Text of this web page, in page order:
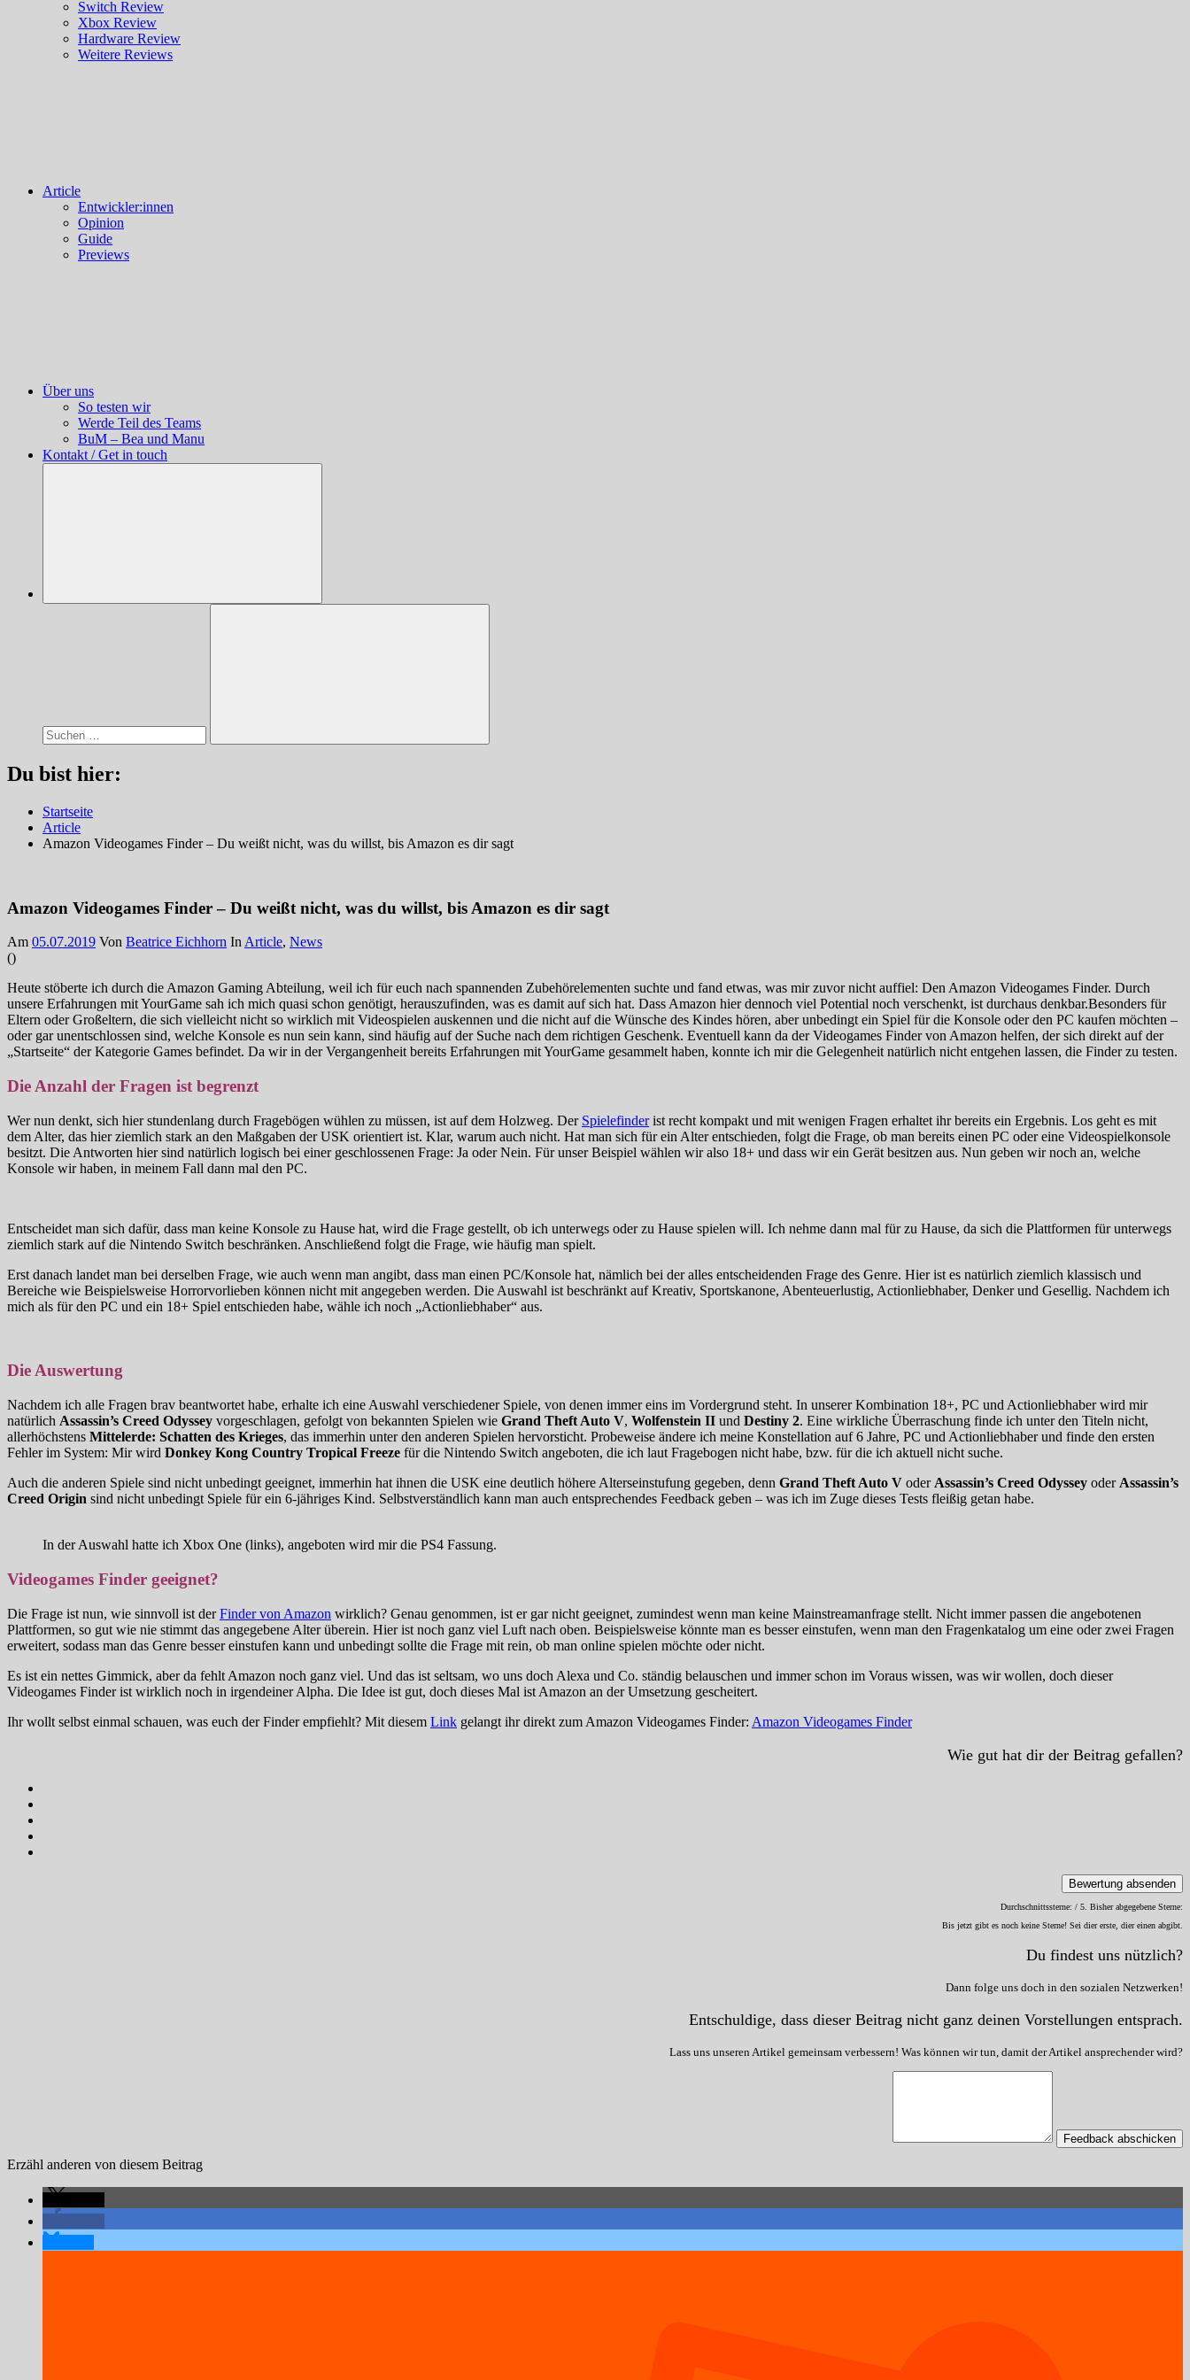
Switch Review
Xbox Review
Hardware Review
Weitere Reviews
Article
Entwickler:innen
Opinion
Guide
Previews
Über uns
So testen wir
Werde Teil des Teams
BuM – Bea und Manu
Kontakt / Get in touch
Suchen
Du bist hier:
Startseite
Article
Amazon Videogames Finder – Du weißt nicht, was du willst, bis Amazon es dir sagt
Amazon Videogames Finder – Du weißt nicht, was du willst, bis Amazon es dir sagt
Am 05.07.2019 Von Beatrice Eichhorn In Article, News
()
Heute stöberte ich durch die Amazon Gaming Abteilung, weil ich für euch nach spannenden Zubehörelementen suchte und fand etwas, was mir zuvor nicht auffiel: Den Amazon Videogames Finder. Durch
unsere Erfahrungen mit YourGame sah ich mich quasi schon genötigt, herauszufinden, was es damit auf sich hat. Dass Amazon hier dennoch viel Potential noch verschenkt, ist durchaus denkbar.Besonders für
Eltern oder Großeltern, die sich vielleicht nicht so wirklich mit Videospielen auskennen und die nicht auf die Wünsche des Kindes hören, aber unbedingt ein Spiel für die Konsole oder den PC kaufen möchten –
oder gar unentschlossen sind, welche Konsole es nun sein kann, sind häufig auf der Suche nach dem richtigen Geschenk. Eventuell kann da der Videogames Finder von Amazon helfen, der sich direkt auf der
„Startseite“ der Kategorie Games befindet. Da wir in der Vergangenheit bereits Erfahrungen mit YourGame gesammelt haben, konnte ich mir die Gelegenheit natürlich nicht entgehen lassen, die Finder zu testen.
Die Anzahl der Fragen ist begrenzt
Wer nun denkt, sich hier stundenlang durch Fragebögen wühlen zu müssen, ist auf dem Holzweg. Der Spielefinderist recht kompakt und mit wenigen Fragen erhaltet ihr bereits ein Ergebnis. Los geht es mit
dem Alter, das hier ziemlich stark an den Maßgaben der USK orientiert ist. Klar, warum auch nicht. Hat man sich für ein Alter entschieden, folgt die Frage, ob man bereits einen PC oder eine Videospielkonsole
besitzt. Die Antworten hier sind natürlich logisch bei einer geschlossenen Frage: Ja oder Nein. Für unser Beispiel wählen wir also 18+ und dass wir ein Gerät besitzen aus. Nun geben wir noch an, welche
Konsole wir haben, in meinem Fall dann mal den PC.
Entscheidet man sich dafür, dass man keine Konsole zu Hause hat, wird die Frage gestellt, ob ich unterwegs oder zu Hause spielen will. Ich nehme dann mal für zu Hause, da sich die Plattformen für unterwegs
ziemlich stark auf die Nintendo Switch beschränken. Anschließend folgt die Frage, wie häufig man spielt.
Erst danach landet man bei derselben Frage, wie auch wenn man angibt, dass man einen PC/Konsole hat, nämlich bei der alles entscheidenden Frage des Genre. Hier ist es natürlich ziemlich klassisch und
Bereiche wie Beispielsweise Horrorvorlieben können nicht mit angegeben werden. Die Auswahl ist beschränkt auf Kreativ, Sportskanone, Abenteuerlustig, Actionliebhaber, Denker und Gesellig. Nachdem ich
mich als für den PC und ein 18+ Spiel entschieden habe, wähle ich noch „Actionliebhaber“ aus.
Die Auswertung
Nachdem ich alle Fragen brav beantwortet habe, erhalte ich eine Auswahl verschiedener Spiele, von denen immer eins im Vordergrund steht. In unserer Kombination 18+, PC und Actionliebhaber wird mir
natürlich Assassin’s Creed Odyssey vorgeschlagen, gefolgt von bekannten Spielen wie Grand Theft Auto V, Wolfenstein II und Destiny 2. Eine wirkliche Überraschung finde ich unter den Titeln nicht,
allerhöchstens Mittelerde: Schatten des Krieges, das immerhin unter den anderen Spielen hervorsticht. Probeweise ändere ich meine Konstellation auf 6 Jahre, PC und Actionliebhaber und finde den ersten
Fehler im System: Mir wird Donkey Kong Country Tropical Freeze für die Nintendo Switch angeboten, die ich laut Fragebogen nicht habe, bzw. für die ich aktuell nicht suche.
Auch die anderen Spiele sind nicht unbedingt geeignet, immerhin hat ihnen die USK eine deutlich höhere Alterseinstufung gegeben, denn Grand Theft Auto V oder Assassin’s Creed Odyssey oder Assassin’s
Creed Origin sind nicht unbedingt Spiele für ein 6-jähriges Kind. Selbstverständlich kann man auch entsprechendes Feedback geben – was ich im Zuge dieses Tests fleißig getan habe.
In der Auswahl hatte ich Xbox One (links), angeboten wird mir die PS4 Fassung.
Videogames Finder geeignet?
Die Frage ist nun, wie sinnvoll ist derFinder von Amazon wirklich? Genau genommen, ist er gar nicht geeignet, zumindest wenn man keine Mainstreamanfrage stellt. Nicht immer passen die angebotenen
Plattformen, so gut wie nie stimmt das angegebene Alter überein. Hier ist noch ganz viel Luft nach oben. Beispielsweise könnte man es besser einstufen, wenn man den Fragenkatalog um eine oder zwei Fragen
erweitert, sodass man das Genre besser einstufen kann und unbedingt sollte die Frage mit rein, ob man online spielen möchte oder nicht.
Es ist ein nettes Gimmick, aber da fehlt Amazon noch ganz viel. Und das ist seltsam, wo uns doch Alexa und Co. ständig belauschen und immer schon im Voraus wissen, was wir wollen, doch dieser
Videogames Finder ist wirklich noch in irgendeiner Alpha. Die Idee ist gut, doch dieses Mal ist Amazon an der Umsetzung gescheitert.
Ihr wollt selbst einmal schauen, was euch der Finder empfiehlt? Mit diesem Link gelangt ihr direkt zum Amazon Videogames Finder: Amazon Videogames Finder
Wie gut hat dir der Beitrag gefallen?
Bewertung absenden
Durchschnittssterne: / 5. Bisher abgegebene Sterne:
Bis jetzt gibt es noch keine Sterne! Sei dier erste, dier einen abgibt.
Du findest uns nützlich?
Dann folge uns doch in den sozialen Netzwerken!
Entschuldige, dass dieser Beitrag nicht ganz deinen Vorstellungen entsprach.
Lass uns unseren Artikel gemeinsam verbessern! Was können wir tun, damit der Artikel ansprechender wird?
Feedback abschicken
Erzähl anderen von diesem Beitrag